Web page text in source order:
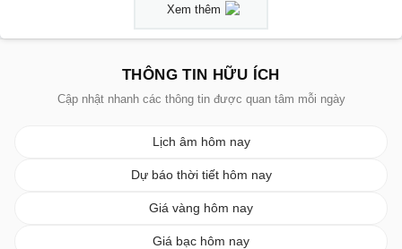
Xem thêm
THÔNG TIN HỮU ÍCH
Cập nhật nhanh các thông tin được quan tâm mỗi ngày
Lịch âm hôm nay
Dự báo thời tiết hôm nay
Giá vàng hôm nay
Giá bạc hôm nay